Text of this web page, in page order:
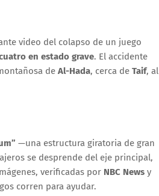
video del colapso de un juego
en estado grave. El accidente
de Al-Hada, cerca de Taif, al
—una estructura giratoria de gran
se desprende del eje principal,
verificadas por NBC News y
corren para ayudar.